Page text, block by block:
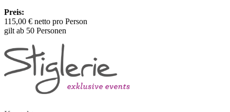
Preis:
115,00 € netto pro Person
gilt ab 50 Personen